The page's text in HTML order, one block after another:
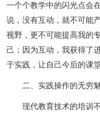
一个个教学中的闪光点会
说，没有互动，就不可能
视野，更不可能提高我的
己；因为互动，我获得了
于实践，让自己今后的课
二、实践操作的无穷
现代教育技术的培训